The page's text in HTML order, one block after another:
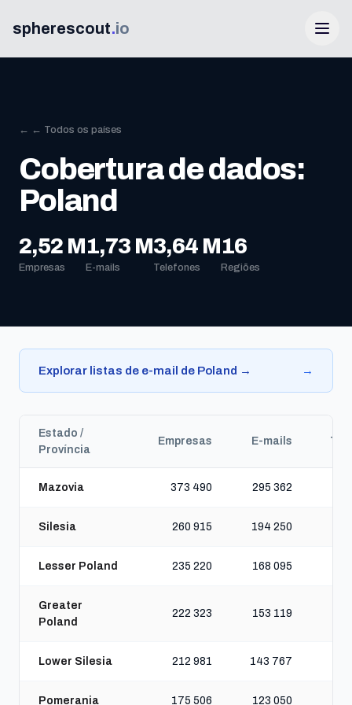
spherescout.io
Iniciar sessão
Obtenha 100 leads grátis
← ← Todos os países
Cobertura de dados:
Poland
2,52 M
Empresas
1,73 M
E-mails
3,64 M
Telefones
16
Regiões
Explorar listas de e-mail de Poland → →
Estado /
Província
Empresas E-mails
Mazovia 373 490 295 362
Silesia 260 915 194 250
Lesser Poland 235 220 168 095
Greater
Poland
222 323 153 119
Lower Silesia 212 981 143 767
Pomerania 175 506 123 050